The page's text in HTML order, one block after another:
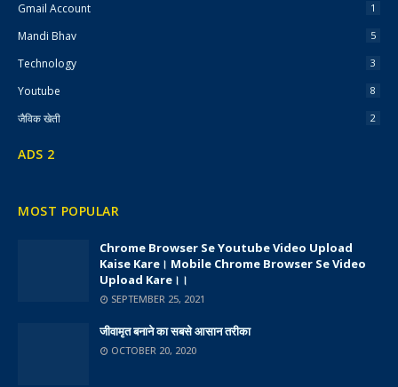
Gmail Account 1
Mandi Bhav 5
Technology 3
Youtube 8
जैविक खेती 2
ADS 2
MOST POPULAR
Chrome Browser Se Youtube Video Upload
Kaise Kare। Mobile Chrome Browser Se Video
Upload Kare।।
SEPTEMBER 25, 2021
जीवामृत बनाने का सबसे आसान तरीका
OCTOBER 20, 2020